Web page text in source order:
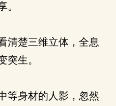
。
清楚三维立体，全息
突生。
等身材的人影，忽然